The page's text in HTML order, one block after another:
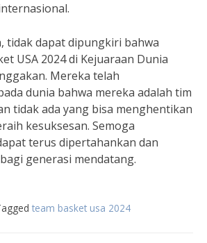
tidak dapat dipungkiri bahwa
USA 2024 di Kejuaraan Dunia
Mereka telah
dunia bahwa mereka adalah tim
tidak ada yang bisa menghentikan
kesuksesan. Semoga
terus dipertahankan dan
generasi mendatang.
team basket usa 2024